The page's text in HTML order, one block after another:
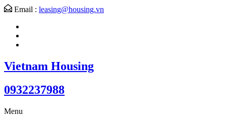
Email : leasing@housing.vn
Vietnam Housing
0932237988
Menu